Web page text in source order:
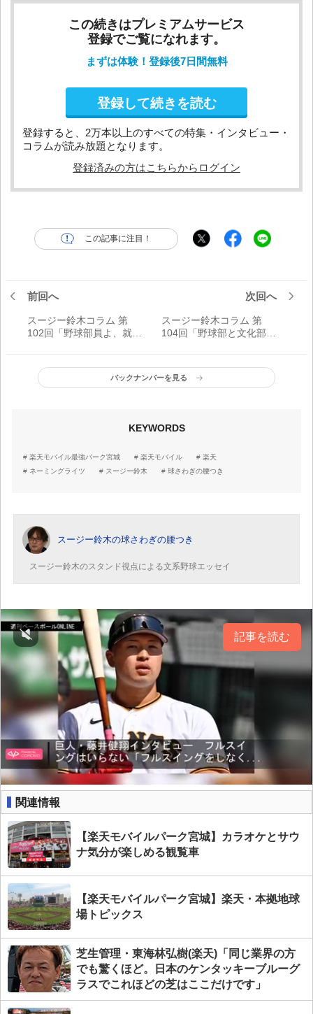
この続きはプレミアムサービス
登録でご覧になれます。
まずは体験！登録後7日間無料
登録して続きを読む
登録すると、2万本以上のすべての特集・インタビュー・
コラムが読み放題となります。
登録済みの方はこちらからログイン
この記事に注目！
前回へ
スージー鈴木コラム 第
102回「野球部員よ、就活
る』ことだ」
次回へ
スージー鈴木コラム 第
104回「野球部と文化部の
る」
バックナンバーを見る
KEYWORDS
楽天モバイル最強パーク宮城 楽天モバイル
楽天
ネーミングライツ
スージー鈴木 球さわぎの腰つき
スージー鈴木の球さわぎの腰つき
スージー鈴木のスタンド視点による文系野球エッセイ
記事を読む
関連情報
【楽天モバイルパーク宮城】カラオケとサウ
ナ気分が楽しめる観覧車
【楽天モバイルパーク宮城】楽天・本拠地球
場トピックス
芝生管理・東海林弘樹(楽天)「同じ業界の方
でも驚くほど。日本のケンタッキーブルーグ
ラスでこれほどの芝はここだけです」